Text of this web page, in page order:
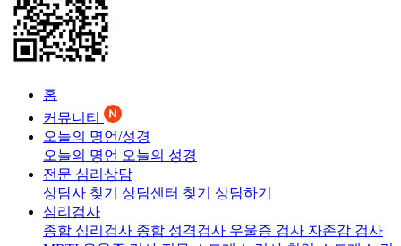
홈
커뮤니티
오늘의 명언/성경
오늘의 명언 오늘의 성경
전문 심리상담
상담사 찾기 상담센터 찾기 상담하기
심리검사
종합 심리검사 종합 성격검사 우울증 검사 자존감 검사